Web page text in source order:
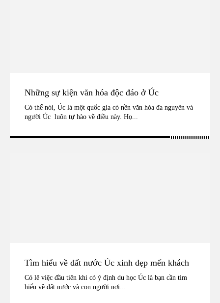
Những sự kiện văn hóa độc đáo ở Úc
Có thể nói, Úc là một quốc gia có nền văn hóa đa nguyên và
người Úc luôn tự hào về điều này. Họ...
Tìm hiểu về đất nước Úc xinh đẹp mến khách
Có lẽ việc đầu tiên khi có ý định du học Úc là bạn cần tìm
hiểu về đất nước và con người nơi...